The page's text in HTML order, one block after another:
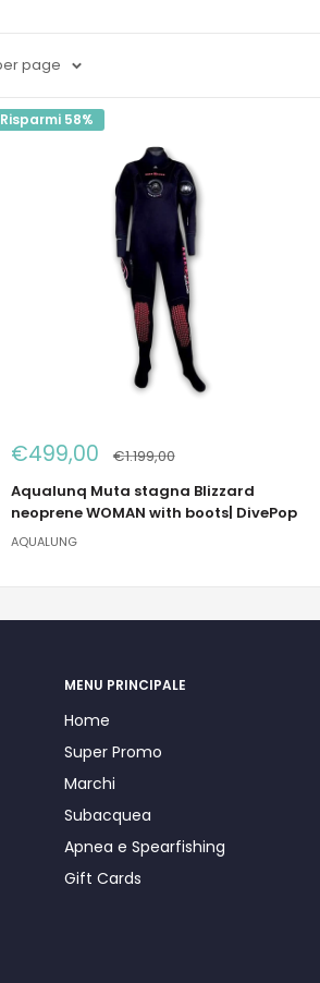
page
Risparmi 58%
Prezzo
scontato
€499,00 Prezzo
€1.199,00
Aqualunq Muta stagna Blizzard
neoprene WOMAN with boots| DivePop
AQUALUNG
MENU PRINCIPALE
Home
Super Promo
Marchi
Subacquea
Apnea e Spearfishing
Gift Cards